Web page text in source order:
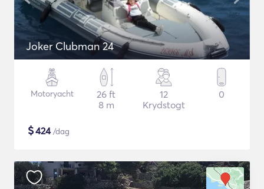
Joker Clubman 24
Motoryacht
26 ft
8 m
12
Krydstogt
0
$424/dag